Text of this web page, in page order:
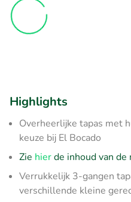
Highlights
Overheerlijke tapas met
keuze bij El Bocado
Zie hierde inhoud van
Verrukkelijk 3-gangen
verschillende kleine